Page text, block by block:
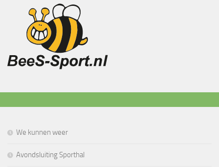
We kunnen weer
Avondsluiting Sporthal